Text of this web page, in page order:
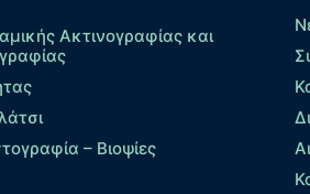
Ακτινογραφίας και
– Βιοψίες